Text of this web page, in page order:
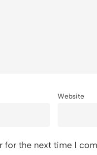
Website
for the next time I